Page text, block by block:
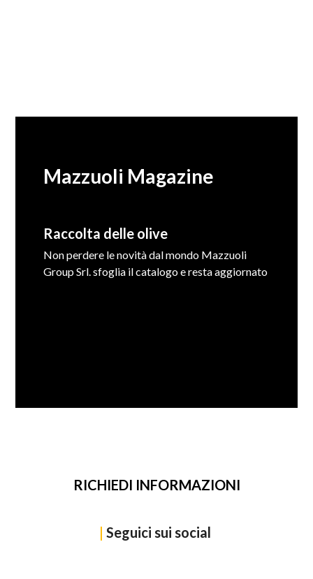
Mazzuoli Magazine
Raccolta delle olive
Non perdere le novità dal mondo Mazzuoli
Group Srl. sfoglia il catalogo e resta aggiornato
RICHIEDI INFORMAZIONI
| Seguici sui social